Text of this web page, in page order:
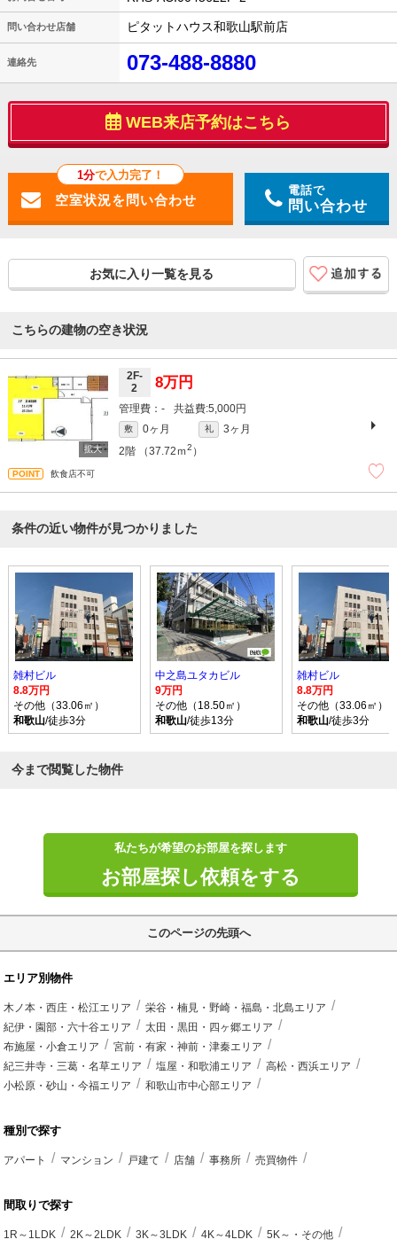
問い合わせ店舗 ピタットハウス和歌山駅前店
連絡先 073-488-8880
WEB来店予約はこちら
1分で入力完了！
電話で
問い合わせ
お気に入り一覧を見る
こちらの建物の空き状況
2F-
2
8万円
- 5,000円
敷 0ヶ月 礼
3ヶ月
2階
（37.72ｍ2 ）
飲食店不可
条件の近い物件が見つかりました
雑村ビル
8.8万円
その他（33.06㎡）
和歌山/徒歩3分
中之島ユタカビル
9万円
その他（18.50㎡）
和歌山/徒歩13分
雑村ビル
8.8万円
その他（33.06㎡）
和歌山/徒歩3分
今まで閲覧した物件
私たちが希望のお部屋を探します
お部屋探し依頼をする
このページの先頭へ
エリア別物件
木ノ本・西庄・松江エリア
栄谷・楠見・野崎・福島・北島エリア
紀伊・園部・六十谷エリア
太田・黒田・四ヶ郷エリア
布施屋・小倉エリア
宮前・有家・神前・津秦エリア
紀三井寺・三葛・名草エリア
塩屋・和歌浦エリア
高松・西浜エリア
小松原・砂山・今福エリア
和歌山市中心部エリア
種別で探す
アパート マンション 戸建て 店舗 事務所 売買物件
間取りで探す
1R～1LDK 2K～2LDK 3K～3LDK 4K～4LDK 5K～・その他